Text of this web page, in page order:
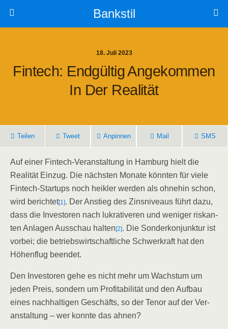
Bankstil
18. Juli 2023
Fin­tech: End­gül­tig Ange­kom­men
In Der Realität
Tei­len Tweet Anpin­nen Mail SMS
Auf einer Fin­tech-Ver­an­stal­tung in Ham­burg hielt die
Rea­li­tät Ein­zug. Die nächs­ten Mona­te könn­ten für vie­le
Fin­tech-Start­ups noch heik­ler wer­den als ohne­hin schon,
wird berich­tet[1]. Der Anstieg des Zins­ni­veaus führt dazu,
dass die Inves­to­ren nach lukra­ti­ve­ren und weni­ger ris­kan­
ten Anla­gen Aus­schau hal­ten [2]. Die Son­der­kon­junk­tur ist
vor­bei; die betriebs­wirt­schaft­li­che Schwer­kraft hat den
Höhen­flug beendet.
Den Inves­to­ren gehe es nicht mehr um Wachs­tum um
jeden Preis, son­dern um Pro­fi­ta­bi­li­tät und den Auf­bau
eines nach­hal­ti­gen Geschäfts, so der Tenor auf der Ver­
an­stal­tung – wer konn­te das ahnen?